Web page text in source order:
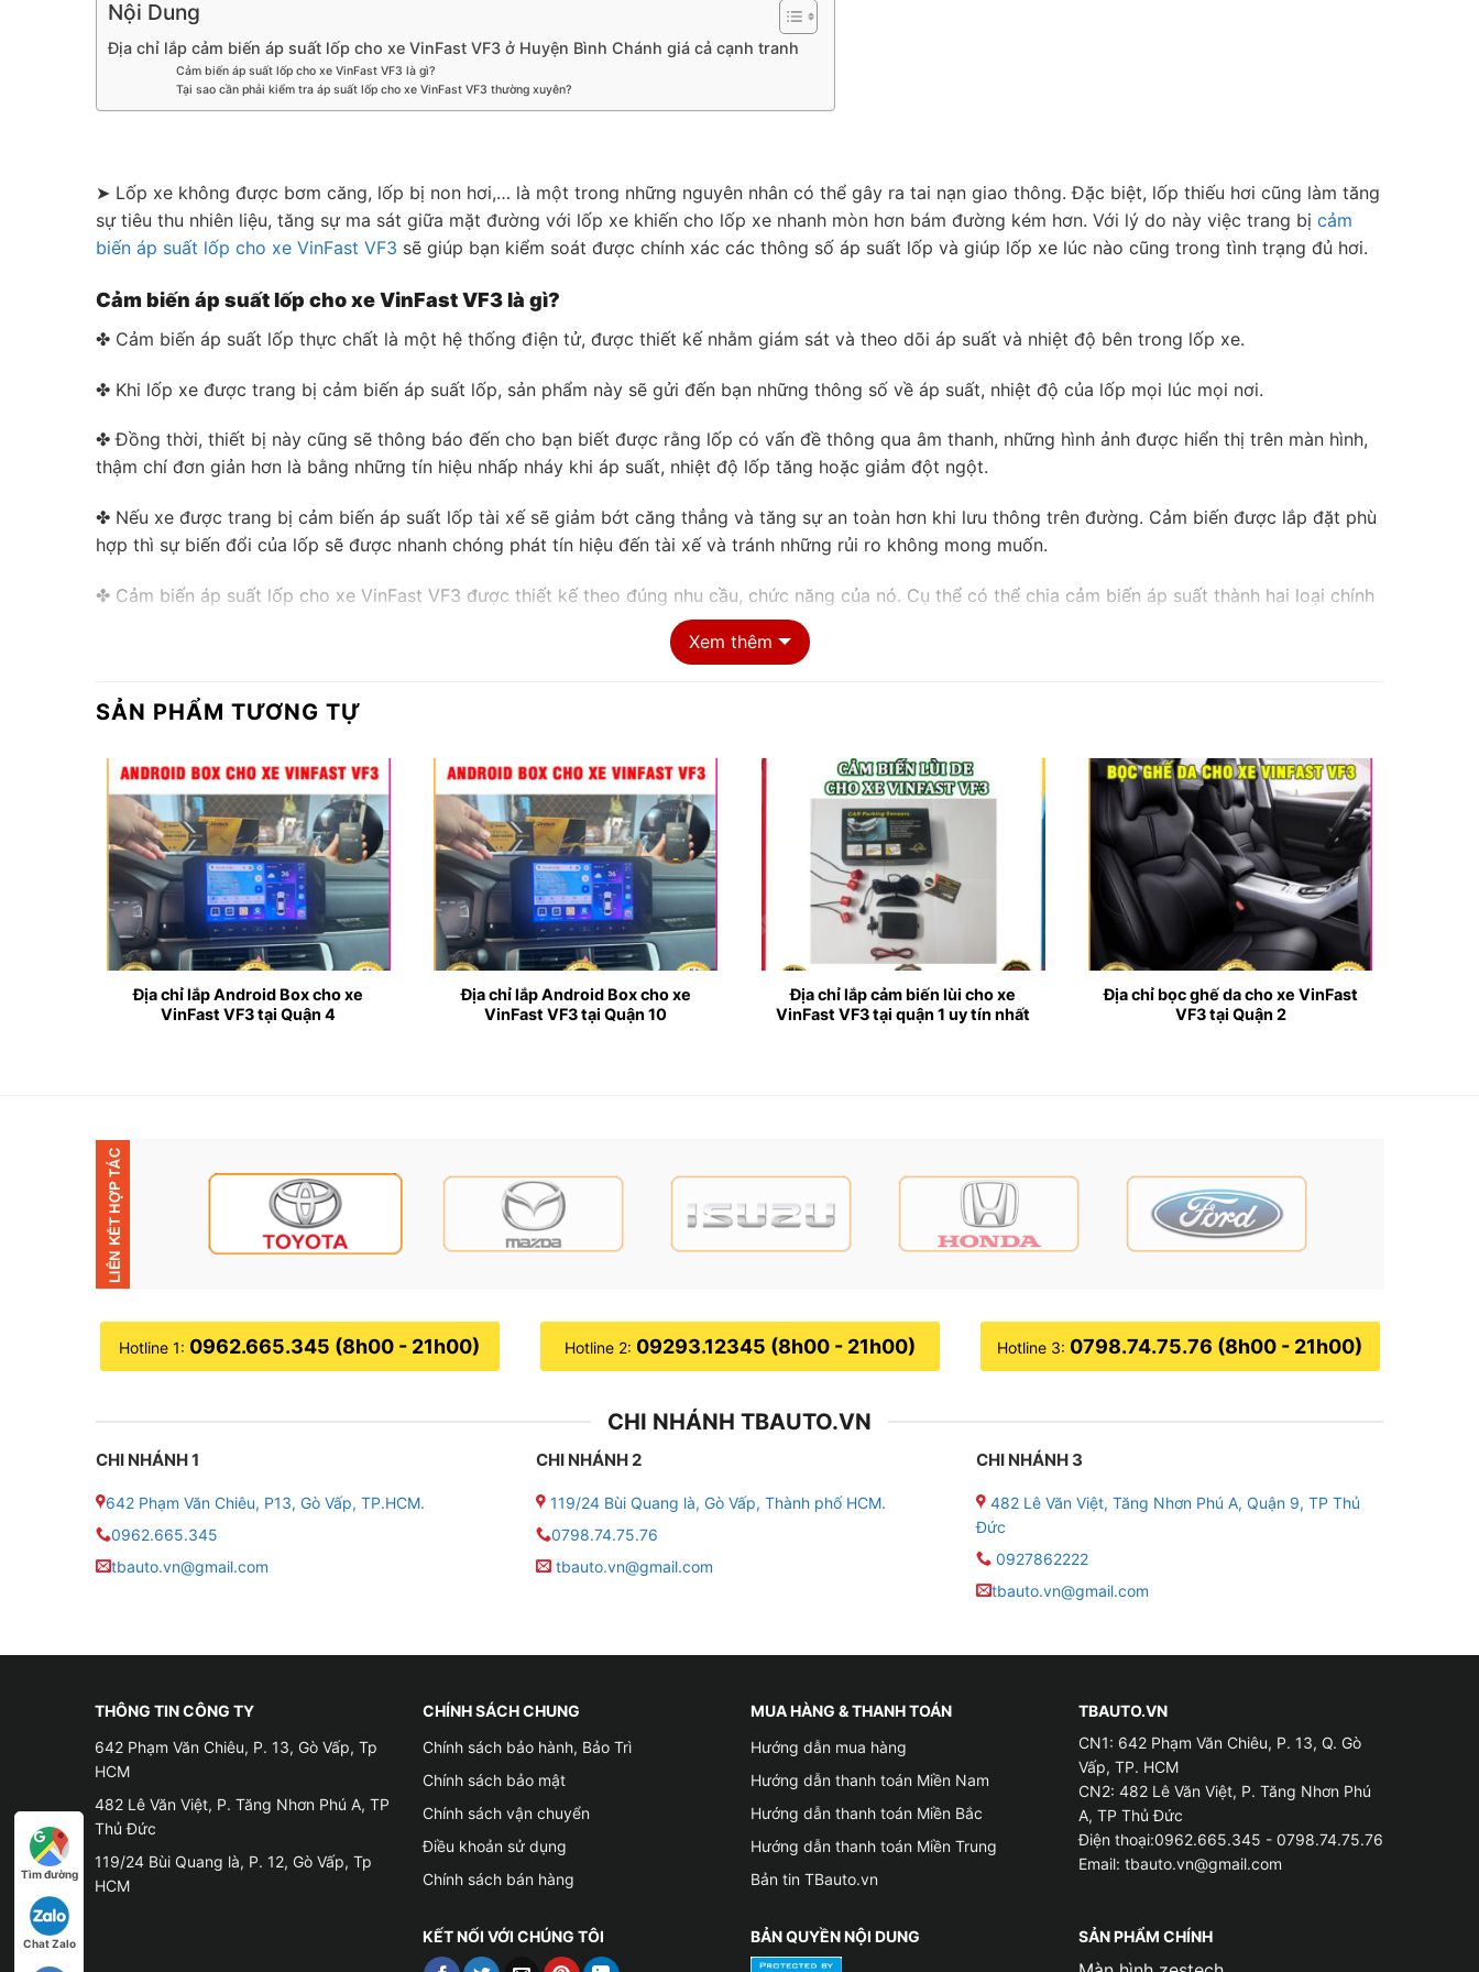
Nội Dung
Địa chỉ lắp cảm biến áp suất lốp cho xe VinFast VF3 ở Huyện Bình Chánh giá cả cạnh tranh
Cảm biến áp suất lốp cho xe VinFast VF3 là gì?
Tại sao cần phải kiểm tra áp suất lốp cho xe VinFast VF3 thường xuyên?
➤ Lốp xe không được bơm căng, lốp bị non hơi,… là một trong những nguyên nhân có thể gây ra tai nạn giao thông. Đặc biệt, lốp thiếu hơi cũng làm tăng
sự tiêu thu nhiên liệu, tăng sự ma sát giữa mặt đường với lốp xe khiến cho lốp xe nhanh mòn hơn bám đường kém hơn. Với lý do này việc trang bị cảm
biến áp suất lốp cho xe VinFast VF3 sẽ giúp bạn kiểm soát được chính xác các thông số áp suất lốp và giúp lốp xe lúc nào cũng trong tình trạng đủ hơi.
Cảm biến áp suất lốp cho xe VinFast VF3 là gì?
✤ Cảm biến áp suất lốp thực chất là một hệ thống điện tử, được thiết kế nhằm giám sát và theo dõi áp suất và nhiệt độ bên trong lốp xe.
✤ Khi lốp xe được trang bị cảm biến áp suất lốp, sản phẩm này sẽ gửi đến bạn những thông số về áp suất, nhiệt độ của lốp mọi lúc mọi nơi.
✤ Đồng thời, thiết bị này cũng sẽ thông báo đến cho bạn biết được rằng lốp có vấn đề thông qua âm thanh, những hình ảnh được hiển thị trên màn hình,
thậm chí đơn giản hơn là bằng những tín hiệu nhấp nháy khi áp suất, nhiệt độ lốp tăng hoặc giảm đột ngột.
✤ Nếu xe được trang bị cảm biến áp suất lốp tài xế sẽ giảm bớt căng thẳng và tăng sự an toàn hơn khi lưu thông trên đường. Cảm biến được lắp đặt phù
hợp thì sự biến đổi của lốp sẽ được nhanh chóng phát tín hiệu đến tài xế và tránh những rủi ro không mong muốn.
✤ Cảm biến áp suất lốp cho xe VinFast VF3 được thiết kế theo đúng nhu cầu, chức năng của nó. Cụ thể có thể chia cảm biến áp suất thành hai loại chính
biến cho kết quả chính xác, tuổi thọ của pin thường kéo dài khoảng 1,5 – 2 năm. Khi thay pin sẽ phải tháo mạch cảm biến và khiến cho các chỉ số không
được chính xác như ban đầu.
– Cảm biến áp suất lốp gắn ngoài: Vị trí lắp đặt của cảm biến được gắn bên ngoài lốp xe, loại cảm biến này có ưu điểm đó chính là dễ dàng lắp đặt, được
tích hợp tính năng khóa cứng đầu nối cảm biến chống trộm và có khả năng hạn chế rung lắc. Ngoài ra, thiết bị này còn có thể chống nước, chống bụi, dễ
thay pin và tuổi thọ cao.
– Tóm lại, trong quá trình lái xe, bạn có thể đánh giá về cảm biến áp suất lốp loại nào tốt. Áp suất lốp van ngoài hay van trong, với các tiêu chí khác nhau
nhưng những lợi ích mà cảm biến mang lại là như nhau.
Tại sao cần phải kiểm tra áp suất lốp cho xe VinFast VF3 thường xuyên?
✪ Bởi vì lốp xe thường mất áp suất một cách tự nhiên (khoảng 0.1 bar mỗi tháng, hoặc 1.45 PSI), do đó bạn cần kiểm tra áp suất thường xuyên. Bằng
cách này, bạn có thể tránh được một số vấn đề như: Nhiên liệu tiêu thụ nhiều hơn, độ bám đường kém, khoảng cách phanh tăng, lốp xe bị mòn sớm và
✪ Việc duy trì áp suất lốp được khuyến nghị bởi VinFast giúp cho chiếc xe của bạn có thể cải thiện độ an toàn hơn khi tham gia giao thông trên đường.
Không chỉ đảm bảo an toàn mà hành động đơn giản này còn tốt cho môi trường và tiết kiệm tiền cho bạn, đặc biệt là về mức tiêu thụ nhiên liệu của xe.
Xem thêm
SẢN PHẨM TƯƠNG TỰ
Địa chỉ lắp Android Box cho xe
VinFast VF3 tại Quận 4
Địa chỉ lắp Android Box cho xe
VinFast VF3 tại Quận 10
Địa chỉ lắp cảm biến lùi cho xe
VinFast VF3 tại quận 1 uy tín nhất
Địa chỉ bọc ghế da cho xe VinFast
VF3 tại Quận 2
Hotline 1: 0962.665.345 (8h00 - 21h00) Hotline 2: 09293.12345 (8h00 - 21h00) Hotline 3: 0798.74.75.76 (8h00 - 21h00)
CHI NHÁNH TBAUTO.VN
CHI NHÁNH 1
642 Phạm Văn Chiêu, P13, Gò Vấp, TP.HCM.
0962.665.345
tbauto.vn@gmail.com
CHI NHÁNH 2
119/24 Bùi Quang là, Gò Vấp, Thành phố HCM.
0798.74.75.76
tbauto.vn@gmail.com
CHI NHÁNH 3
482 Lê Văn Việt, Tăng Nhơn Phú A, Quận 9, TP Thủ
Đức
0927862222
tbauto.vn@gmail.com
THÔNG TIN CÔNG TY
642 Phạm Văn Chiêu, P. 13, Gò Vấp, Tp
HCM
482 Lê Văn Việt, P. Tăng Nhơn Phú A, TP
Thủ Đức
119/24 Bùi Quang là, P. 12, Gò Vấp, Tp
HCM
CHÍNH SÁCH CHUNG
Chính sách bảo hành, Bảo Trì
Chính sách bảo mật
Chính sách vận chuyển
Điều khoản sử dụng
Chính sách bán hàng
MUA HÀNG & THANH TOÁN
Hướng dẫn mua hàng
Hướng dẫn thanh toán Miền Nam
Hướng dẫn thanh toán Miền Bắc
Hướng dẫn thanh toán Miền Trung
Bản tin TBauto.vn
TBAUTO.VN
CN1: 642 Phạm Văn Chiêu, P. 13, Q. Gò
Vấp, TP. HCM
CN2: 482 Lê Văn Việt, P. Tăng Nhơn Phú
A, TP Thủ Đức
Điện thoại:0962.665.345 - 0798.74.75.76
Email: tbauto.vn@gmail.com
KẾT NỐI VỚI CHÚNG TÔI BẢN QUYỀN NỘI DUNG SẢN PHẨM CHÍNH
Tìm đường
Chat Zalo